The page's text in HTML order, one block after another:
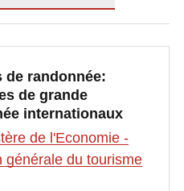
de randonnée:
de grande
internationaux
de l'Economie -
générale du tourisme